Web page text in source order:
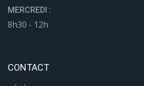
MERCREDI :
8h30 - 12h
CONTACT